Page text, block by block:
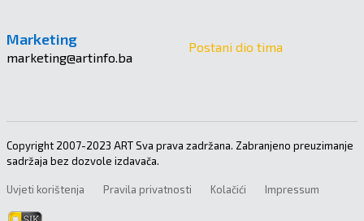
Marketing
marketing@artinfo.ba
Postani dio tima
Copyright 2007-2023 ART Sva prava zadržana. Zabranjeno preuzimanje
sadržaja bez dozvole izdavača.
Uvjeti korištenja Pravila privatnosti Kolačići Impressum